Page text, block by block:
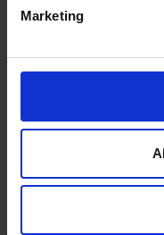
Marketing
Mai mult,
făcut. Tot ce ai
trei strategii:
când